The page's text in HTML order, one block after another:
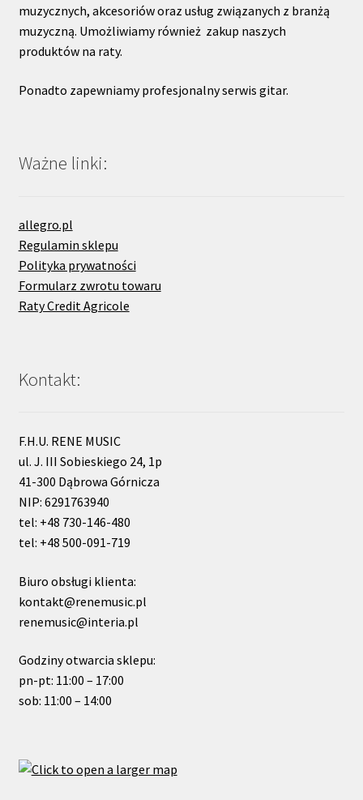
muzycznych, akcesoriów oraz usług związanych z branżą
muzyczną. Umożliwiamy również zakup naszych
produktów na raty.
Ponadto zapewniamy profesjonalny serwis gitar.
Ważne linki:
allegro.pl
Regulamin sklepu
Polityka prywatności
Formularz zwrotu towaru
Raty Credit Agricole
Kontakt:
F.H.U. RENE MUSIC
ul. J. III Sobieskiego 24, 1p
41-300 Dąbrowa Górnicza
NIP: 6291763940
tel: +48 730-146-480
tel: +48 500-091-719
Biuro obsługi klienta:
kontakt@renemusic.pl
renemusic@interia.pl
Godziny otwarcia sklepu:
pn-pt: 11:00 – 17:00
sob: 11:00 – 14:00